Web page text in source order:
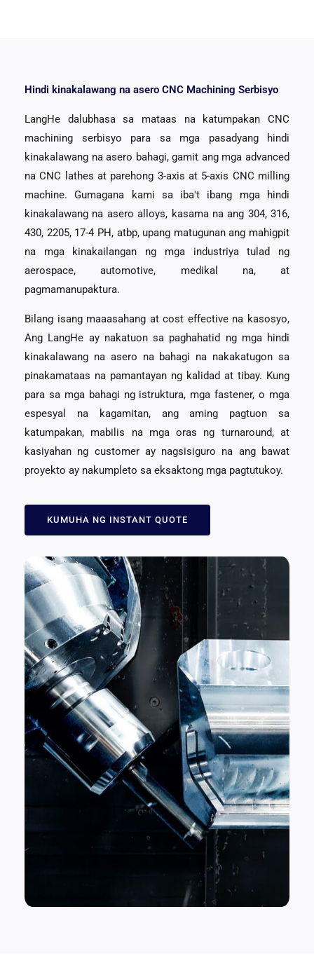
Hindi kinakalawang na asero CNC Machining Serbisyo
LangHe dalubhasa sa mataas na katumpakan CNC
machining serbisyo para sa mga pasadyang hindi
kinakalawang na asero bahagi, gamit ang mga advanced
na CNC lathes at parehong 3-axis at 5-axis CNC milling
machine. Gumagana kami sa iba't ibang mga hindi
kinakalawang na asero alloys, kasama na ang 304, 316,
430, 2205, 17-4 PH, atbp, upang matugunan ang mahigpit
na mga kinakailangan ng mga industriya tulad ng
aerospace, automotive, medikal na, at
pagmamanupaktura.
Bilang isang maaasahang at cost effective na kasosyo,
Ang LangHe ay nakatuon sa paghahatid ng mga hindi
kinakalawang na asero na bahagi na nakakatugon sa
pinakamataas na pamantayan ng kalidad at tibay. Kung
para sa mga bahagi ng istruktura, mga fastener, o mga
espesyal na kagamitan, ang aming pagtuon sa
katumpakan, mabilis na mga oras ng turnaround, at
kasiyahan ng customer ay nagsisiguro na ang bawat
proyekto ay nakumpleto sa eksaktong mga pagtutukoy.
KUMUHA NG INSTANT QUOTE